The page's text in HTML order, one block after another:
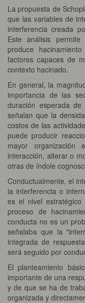
La propuesta de
que las variables de
interferencia creada
Este análisis
produce
factores capaces de
contexto hacinado.
En general, la
importancia de las
duración esperada
señalan que la
costos de las
puede producir
mayor
interacción, alterar o
otras de índole
Conductualmente, el
la interferencia o
es el nivel
proceso de
conducta no es un
señalaba que la
integrada de
será seguido por
El planteamiento
importante de una
y de que se ha de
organizada y